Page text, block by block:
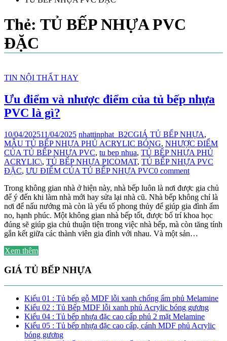
Thẻ: TỦ BẾP NHỰA PVC
ĐẶC
TIN NỘI THẤT HAY
Ưu điểm và nhược điểm của tủ bếp nhựa
PVC là gì?
10/04/202511/04/2025 nhattinphat_B2CGIÁ TỦ BẾP NHỰA,
MẪU TỦ BẾP NHỰA PHỦ ACRYLIC BÓNG, NHƯỢC ĐIỂM
CỦA TỦ BẾP NHỰA PVC, tu bep nhua, TỦ BẾP NHỰA PHỦ
ACRYLIC\, TỦ BẾP NHỰA PICOMAT, TỦ BẾP NHỰA PVC
ĐẶC, ƯU ĐIỂM CỦA TỦ BẾP NHỰA PVC0 comment
Trong không gian nhà ở hiện này, nhà bếp luôn là nơi được gia chủ
để ý đến khi làm nhà mới hay sửa lại nhà cũ. Nhà bếp không chỉ là
nơi để nấu nướng mà còn là yếu tố phong thủy để giúp gia đình ấm
no, hạnh phúc. Một không gian nhà bếp tốt, được bố trí khoa học
đúng sẽ giúp gia chủ thuận tiện trong việc nhà bếp, mà còn tăng tính
gắn kết giữa các thành viên gia đình với nhau. Và một sản…
Xem thêm
GIÁ TỦ BẾP NHỰA
Kiểu 01 : Tủ bếp gỗ MDF lỗi xanh chống ẩm phủ Melamine
Kiểu 02 : Tủ Bếp MDF lỗi xanh phủ Acrylic bóng gương
Kiểu 04 : Tủ bếp nhựa đặc cao cấp phủ 2 mặt Melamine
Kiểu 05 : Tủ bếp nhựa đặc cao cấp, cánh MDF phủ Acrylic
bóng gương